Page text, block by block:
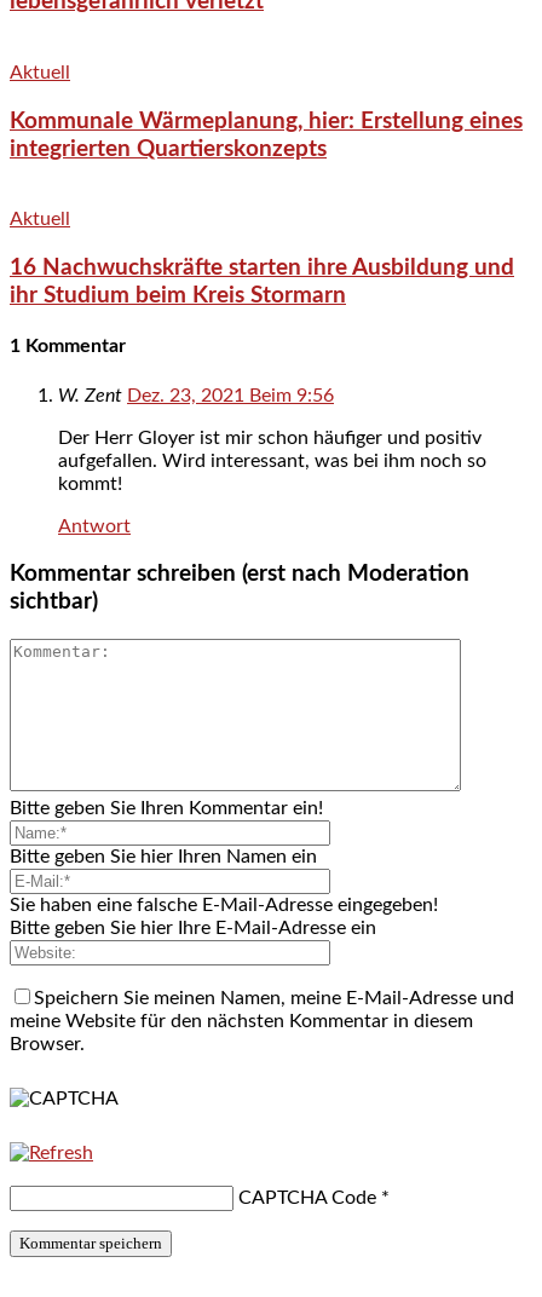
Aktuell
Kommunale Wärmeplanung, hier: Erstellung eines
integrierten Quartierskonzepts
Aktuell
16 Nachwuchskräfte starten ihre Ausbildung und
ihr Studium beim Kreis Stormarn
1 Kommentar
W. Zent Dez. 23, 2021 Beim 9:56
Der Herr Gloyer ist mir schon häufiger und positiv
aufgefallen. Wird interessant, was bei ihm noch so
kommt!
Antwort
Kommentar schreiben (erst nach Moderation
sichtbar)
Bitte geben Sie Ihren Kommentar ein!
Bitte geben Sie hier Ihren Namen ein
Sie haben eine falsche E-Mail-Adresse eingegeben!
Bitte geben Sie hier Ihre E-Mail-Adresse ein
Speichern Sie meinen Namen, meine E-Mail-Adresse und
meine Website für den nächsten Kommentar in diesem
Browser.
CAPTCHA Code *